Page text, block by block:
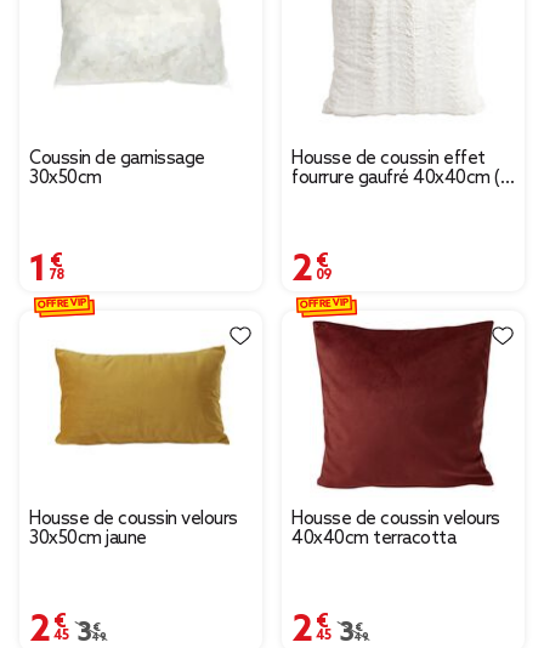
Coussin de garnissage
30x50cm
1,78 €
Housse de coussin effet
fourrure gaufré 40x40cm (3
2,09 €
Housse de coussin velours
30x50cm jaune
2,45 €
Prix remisé de 3,49 € à 2,45 €
3,49 €
OFFRE VIP
Housse de coussin velours
40x40cm terracotta
2,45 €
Prix remisé de 3,49 €
3,49 €
OFFRE VIP